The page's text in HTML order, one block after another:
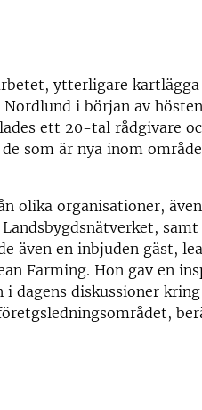
ytterligare kartlägga
i början av
ett 20-tal rådgivare
som är nya inom
olika organisationer, även
samt
även en inbjuden gäst,
Farming. Hon gav en
dagens diskussioner